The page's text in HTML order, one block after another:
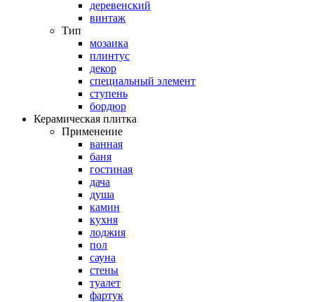
деревенский
винтаж
Тип
мозаика
плинтус
декор
специальный элемент
ступень
бордюр
Керамическая плитка
Применение
ванная
баня
гостиная
дача
душа
камин
кухня
лоджия
пол
сауна
стены
туалет
фартук